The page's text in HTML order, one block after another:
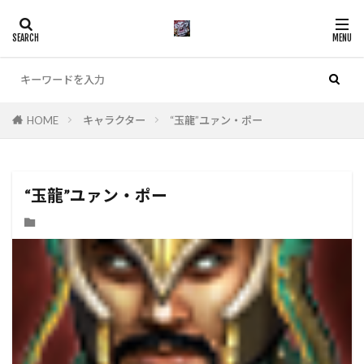
HOME キャラクター “玉龍”ユァン・ポー
“玉龍”ユァン・ポー
カテゴリー